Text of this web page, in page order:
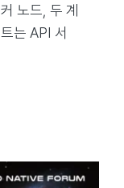
노드, 두 계
는 API 서